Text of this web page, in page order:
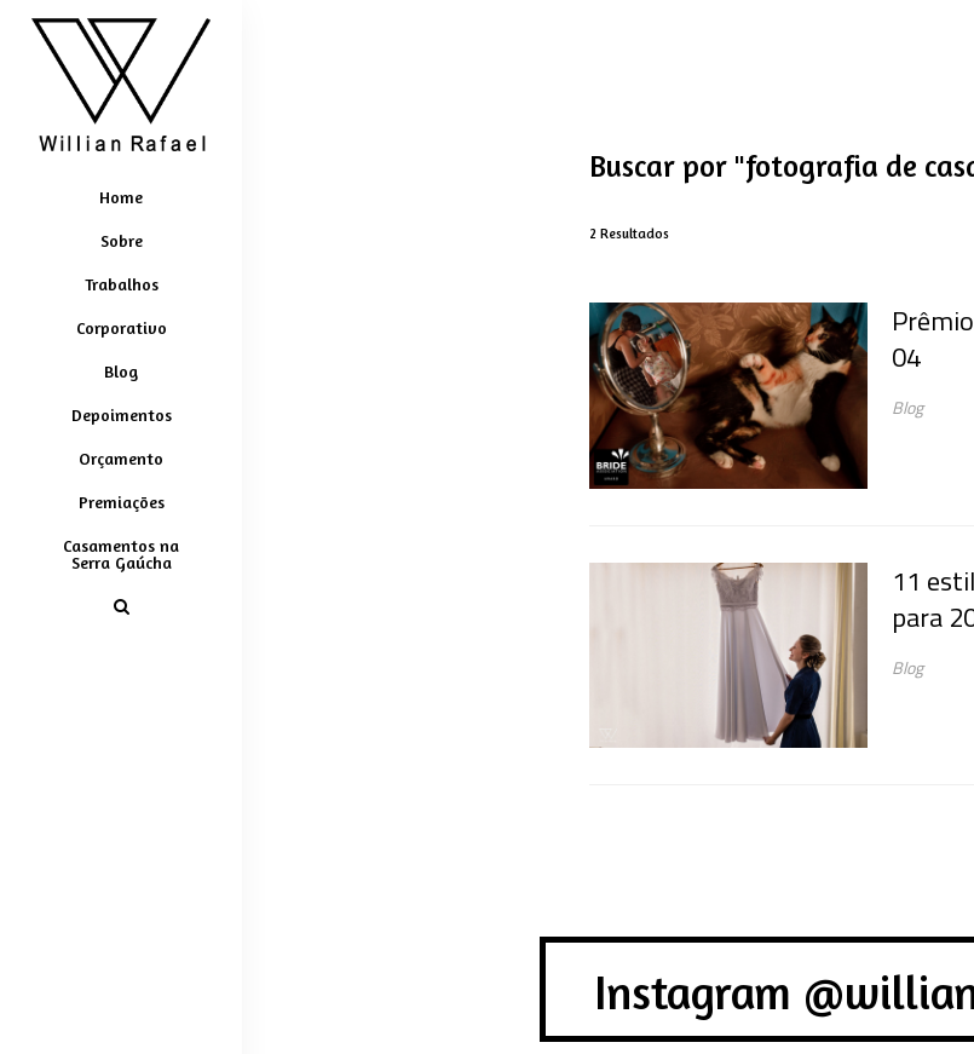
Home
Sobre
Trabalhos
Corporativo
Blog
Depoimentos
Orçamento
Premiações
Casamentos na
Serra Gaúcha
Buscar por "fotografia de
2 Resultados
04
Blog
11
para
Blog
Instagram